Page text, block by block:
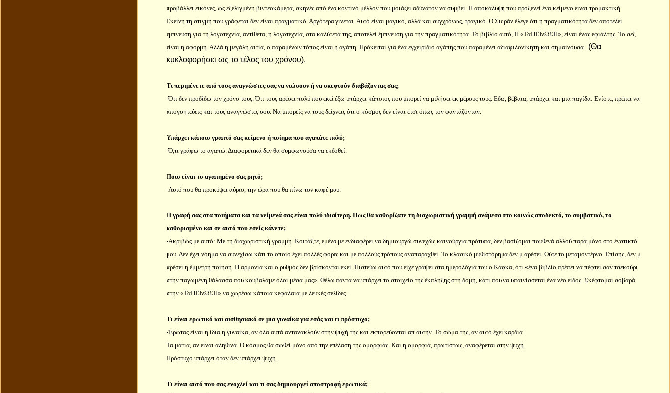
προβάλλει εικόνες, ως εξελιγμένη βιντεοκάμερα, σκηνές από ένα κοντινό μέλλον που μοιάζει αδύνατον να συμβεί. Η αποκάλυψη που προξενεί ένα κείμενο είναι τρομακτική.
Εκείνη τη στιγμή που γράφεται δεν είναι πραγματικό. Αργότερα γίνεται. Αυτό είναι μαγικό, αλλά και συγχρόνως, τραγικό. Ο Σιοράν έλεγε ότι η πραγματικότητα δεν αποτελεί
έμπνευση για τη λογοτεχνία, αντίθετα, η λογοτεχνία, στα καλύτερά της, αποτελεί έμπνευση για την πραγματικότητα. Το βιβλίο αυτό, Η «ΤαΠΕΙνΩΣΗ», είναι ένας εφιάλτης. Το σεξ
είναι η αφορμή. Αλλά η μεγάλη αιτία, ο παραμένων τόπος είναι η αγάπη. Πρόκειται για ένα εγχειρίδιο αγάπης που παραμένει αδιαφιλονίκητη και σημαίνουσα. (Θα
κυκλοφορήσει ως το τέλος του χρόνου).
Τι περιμένετε από τους αναγνώστες σας να νιώσουν ή να σκεφτούν διαβάζοντας σας;
-Ότι δεν προδίδω τον χρόνο τους. Ότι τους αρέσει πολύ που εκεί έξω υπάρχει κάποιος που μπορεί να μιλήσει εκ μέρους τους. Εδώ, βέβαια, υπάρχει και μια παγίδα: Ενίοτε, πρέπει να
απογοητεύεις και τους αναγνώστες σου. Να μπορείς να τους δείχνεις ότι ο κόσμος δεν είναι έτσι όπως τον φαντάζονταν.
Υπάρχει κάποιο γραπτό σας κείμενο ή ποίημα που αγαπάτε πολύ;
-Ό,τι γράφω το αγαπώ. Διαφορετικά δεν θα συμφωνούσα να εκδοθεί.
Ποιο είναι το αγαπημένο σας ρητό;
-Αυτό που θα προκύψει αύριο, την ώρα που θα πίνω τον καφέ μου.
Η γραφή σας στα ποιήματα και τα κείμενά σας είναι πολύ ιδιαίτερη. Πως θα καθορίζατε τη διαχωριστική γραμμή ανάμεσα στο κοινώς αποδεκτό, το συμβατικό, το
καθορισμένο και σε αυτό που εσείς κάνετε;
-Ακριβώς με αυτό: Με τη διαχωριστική γραμμή. Κοιτάξτε, εμένα με ενδιαφέρει να δημιουργώ συνεχώς καινούργια πρότυπα, δεν βασίζομαι πουθενά αλλού παρά μόνο στο ένστικτό
μου. Δεν έχει νόημα να συνεχίσω κάτι το οποίο έχει πολλές φορές και με πολλούς τρόπους αναπαραχθεί. Το κλασικό μυθιστόρημα δεν μ αρέσει. Ούτε το μεταμοντέρνο. Επίσης, δεν μ
αρέσει η έμμετρη ποίηση. Η αρμονία και ο ρυθμός δεν βρίσκονται εκεί. Πιστεύω αυτό που είχε γράψει στα ημερολόγιά του ο Κάφκα, ότι «ένα βιβλίο πρέπει να πέφτει σαν τσεκούρι
στην παγωμένη θάλασσα που κουβαλάμε όλοι μέσα μας». Θέλω πάντα να υπάρχει το στοιχείο της έκπληξης στη δομή, κάτι που να υπαινίσσεται ένα νέο είδος. Σκέφτομαι σοβαρά
στην «ΤαΠΕΙνΩΣΗ» να χωρέσω κάποια κεφάλαια με λευκές σελίδες.
Τι είναι ερωτικό και αισθησιακό σε μια γυναίκα για εσάς και τι πρόστυχο;
-Έρωτας είναι η ίδια η γυναίκα, αν όλα αυτά αντανακλούν στην ψυχή της και εκπορεύονται απ αυτήν. Το σώμα της, αν αυτό έχει καρδιά.
Τα μάτια, αν είναι αληθινά. Ο κόσμος θα σωθεί μόνο από την επέλαση της ομορφιάς. Και η ομορφιά, πρωτίστως, αναφέρεται στην ψυχή.
Πρόστυχο υπάρχει όταν δεν υπάρχει ψυχή.
Τι είναι αυτό που σας ενοχλεί και τι σας δημιουργεί αποστροφή ερωτικά;